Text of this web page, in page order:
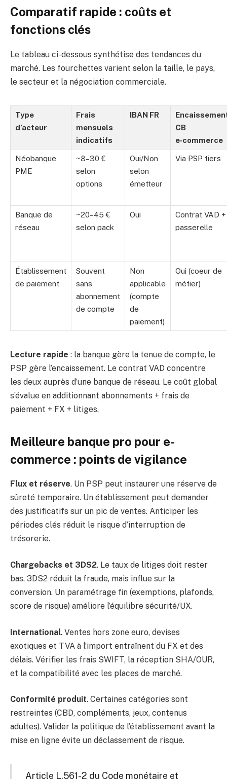
Comparatif rapide : coûts et
fonctions clés
Le tableau ci-dessous synthétise des tendances du
marché. Les fourchettes varient selon la taille, le pays,
le secteur et la négociation commerciale.
Type
d’acteur
Frais
mensuels
indicatifs
IBAN FR
CB
e‑commerce
Néobanque
PME
~8–30 €
selon
options
Oui/Non
selon
émetteur
Via PSP tiers
Banque de
réseau
~20–45 €
selon pack
Oui
Contrat VAD +
passerelle
Établissement
de paiement
Souvent
sans
abonnement
de compte
Non
applicable
(compte
de
paiement)
Oui (coeur de
métier)
Lecture rapide : la banque gère la tenue de compte, le
PSP gère l’encaissement. Le contrat VAD concentre
les deux auprès d’une banque de réseau. Le coût global
s’évalue en additionnant abonnements + frais de
paiement + FX + litiges.
Meilleure banque pro pour e-
commerce : points de vigilance
Flux et réserve. Un PSP peut instaurer une réserve de
sûreté temporaire. Un établissement peut demander
des justificatifs sur un pic de ventes. Anticiper les
périodes clés réduit le risque d’interruption de
trésorerie.
Chargebacks et 3DS2. Le taux de litiges doit rester
bas. 3DS2 réduit la fraude, mais influe sur la
conversion. Un paramétrage fin (exemptions, plafonds,
score de risque) améliore l’équilibre sécurité/UX.
International. Ventes hors zone euro, devises
exotiques et TVA à l’import entraînent du FX et des
délais. Vérifier les frais SWIFT, la réception SHA/OUR,
et la compatibilité avec les places de marché.
Conformité produit. Certaines catégories sont
restreintes (CBD, compléments, jeux, contenus
adultes). Valider la politique de l’établissement avant la
mise en ligne évite un déclassement de risque.
Article L.561-2 du Code monétaire et